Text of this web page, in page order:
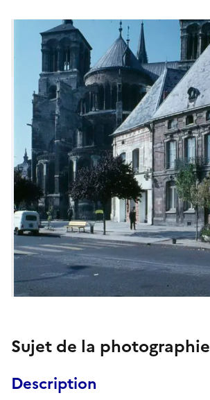
Sujet de la photographie
Description